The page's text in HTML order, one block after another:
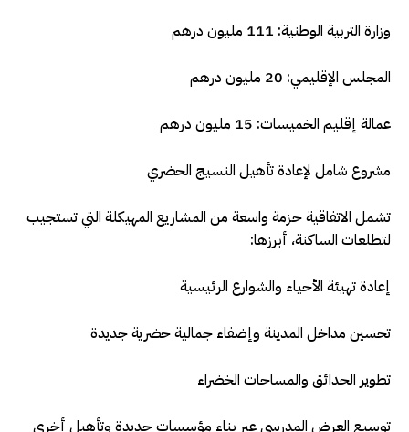
وزارة التربية الوطنية: 111 مليون درهم
المجلس الإقليمي: 20 مليون درهم
عمالة إقليم الخميسات: 15 مليون درهم
مشروع شامل لإعادة تأهيل النسيج الحضري
تشمل الاتفاقية حزمة واسعة من المشاريع المهيكلة التي تستجيب
لتطلعات الساكنة، أبرزها:
إعادة تهيئة الأحياء والشوارع الرئيسية
تحسين مداخل المدينة وإضفاء جمالية حضرية جديدة
تطوير الحدائق والمساحات الخضراء
توسيع العرض المدرسي عبر بناء مؤسسات جديدة وتأهيل أخرى